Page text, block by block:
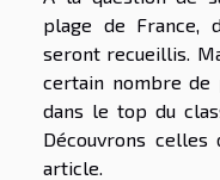
plage de France,
seront recueillis.
certain nombre
dans le top du
Découvrons
article.